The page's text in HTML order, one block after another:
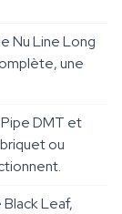
Nu Line Long
une
DMT et
ou
Leaf,